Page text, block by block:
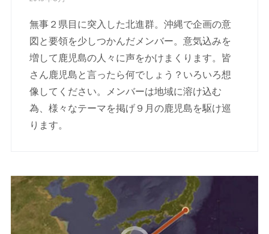
無事２県目に突入した北進群。沖縄で企画の意
図と要領を少しつかんだメンバー。意気込みを
増して鹿児島の人々に声をかけまくります。皆
さん鹿児島と言ったら何でしょう？いろいろ想
像してください。メンバーは地域に溶け込む
為、様々なテーマを掲げ９月の鹿児島を駆け巡
ります。